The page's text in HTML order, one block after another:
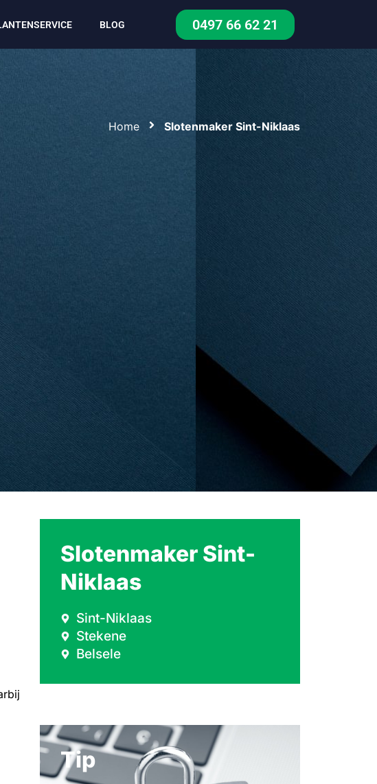
BLOG 0497 66 62 21
Home Slotenmaker Sint-Niklaas
Slotenmaker Sint-
Niklaas
Sint-Niklaas
Stekene
Belsele
Tip